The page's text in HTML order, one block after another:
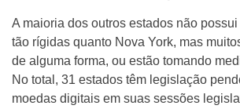
A maioria dos outros estados não
tão rígidas quanto Nova York, mas
de alguma forma, ou estão tomando
No total, 31 estados têm legislação
moedas digitais em suas sessões